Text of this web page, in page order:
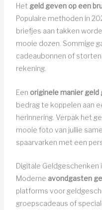
Het geld geven op een
Populaire methoden in
briefjes aan takken
mooie dozen. Sommige
cadeaubonnen of
rekening.
Een originele manier
bedrag te koppelen aan
herinnering. Verpak het
mooie foto van jullie
spaarvarken met een
Digitale Geldgeschenken
Moderne avondgasten
platforms voor
groepscadeaus of